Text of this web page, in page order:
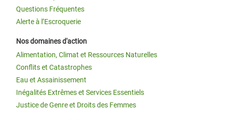
Questions Fréquentes
Alerte à l’Escroquerie
Nos domaines d'action
Alimentation, Climat et Ressources Naturelles
Conflits et Catastrophes
Eau et Assainissement
Inégalités Extrêmes et Services Essentiels
Justice de Genre et Droits des Femmes